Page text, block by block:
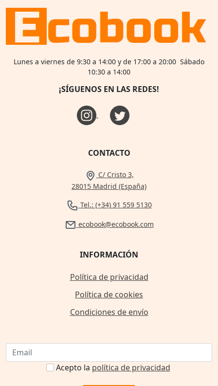
Lunes a viernes de 9:30 a 14:00 y de 17:00 a 20:00 Sábado
10:30 a 14:00
¡SÍGUENOS EN LAS REDES!
CONTACTO
C/ Cristo 3,
28015 Madrid (España)
Tel.: (+34) 91 559 5130
ecobook@ecobook.com
INFORMACIÓN
Política de privacidad
Política de cookies
Condiciones de envío
Acepto la política de privacidad